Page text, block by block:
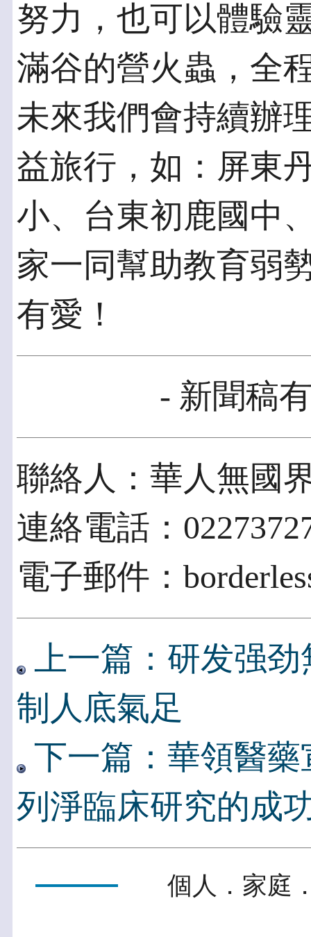
努力，也可以體驗
滿谷的營火蟲，全
未來我們會持續辦
益旅行，如：屏東
小、台東初鹿國中
家一同幫助教育弱
有愛！
- 新聞稿
聯絡人：華人無國
連絡電話：
電子郵件：
上一篇：研发强
制人底氣足
下一篇：華領醫藥
列淨臨床研究的成
個人．家庭